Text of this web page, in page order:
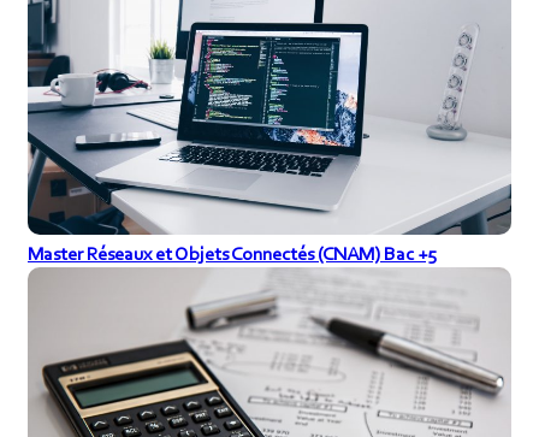
Master Réseaux et Objets Connectés (CNAM) Bac +5